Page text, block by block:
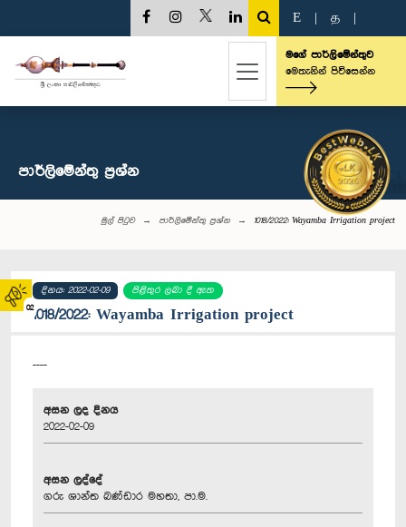
02
E த
මගේ පාර්ලිමේන්තුව
මෙතැනින් පිවිසෙන්න
පාර්ලි‌මේන්තු‌ ප්‍රශ්න
මුල් පිටුව පාර්ලි‌මේන්තු‌ ප්‍රශ්න 1018/2022: Wayamba Irrigation project
දිනය: 2022-02-09 පිළිතුර ලබා දී ඇත
1018/2022: Wayamba Irrigation project
----
අසන ලද දිනය
2022-02-09
අසන ලද්දේ
ගරු ශාන්ත බණ්ඩාර මහතා, පා.ම.